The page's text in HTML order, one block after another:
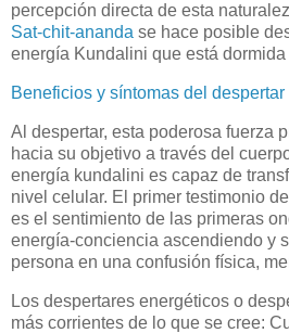
percepción directa de esta
Sat-chit-ananda se hace posible
energía Kundalini que está dormida
Beneficios y síntomas del
Al despertar, esta poderosa fuerza
hacia su objetivo a través del
energía kundalini es capaz de
nivel celular. El primer testimonio
es el sentimiento de las primeras
energía-conciencia ascendiendo y
persona en una confusión física,
Los despertares energéticos o
más corrientes de lo que se cree: